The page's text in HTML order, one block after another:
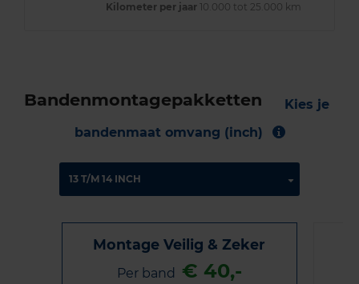
Kilometer per jaar 10.000 tot 25.000 km
Bandenmontagepakketten
Kies je
bandenmaat omvang (inch)
Montage Veilig & Zeker
Per band € 40,-